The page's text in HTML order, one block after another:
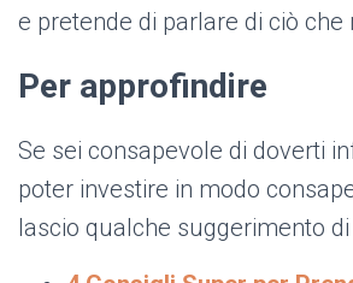
e pretende di parlare di ciò che
Per approfindire
Se sei consapevole di doverti
poter investire in modo
lascio qualche suggerimento